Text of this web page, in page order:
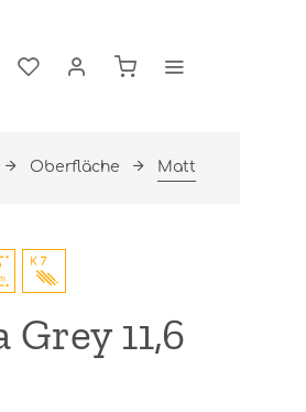
Oberfläche Matt
11,6